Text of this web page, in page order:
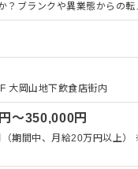
？ブランクや異業態からの転
ーがあるのでご安心ください
の接客・提供・洗い物からス
修業で油そば調理を習得しま
い！」をつくるプロフェッシ
う。 ゆくゆくはアルバイト育
お任せ。希望があれば、店長
上げなど、多彩なキャリアパ
ポイント＞
を目指す、分かりやすい成長
大岡山地下飲食店街内
円〜350,000円
期間中、月給20万円以上）